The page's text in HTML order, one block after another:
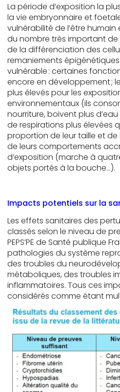
La période d’exposition la
la vie embryonnaire et
vulnérabilité de l’être
du nombre très important de
de la différenciation des
remaniements
vulnérable : certaines
encore en développement ;
plus élevés pour les
environnementaux (ils
nourriture, boivent plus
de respirations plus élevées
proportion de leur taille et
de leurs comportements
d’exposition (marche à
objets portés à la bouche…).
Impacts potentiels sur la
Les effets sanitaires des
classés selon le niveau de
PEPS’PE de Santé publique
pathologies du système
des troubles du
métaboliques, des troubles
inflammatoires. Tous ces
considérés comme étant